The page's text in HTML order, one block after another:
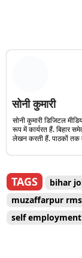
सोनी कुमारी
सोनी कुमारी डिजिटल
रूप में कार्यरत हैं. बिहार
लेखन करती हैं. पाठकों तक
TAGS bihar
muzaffarpur rms
self employment